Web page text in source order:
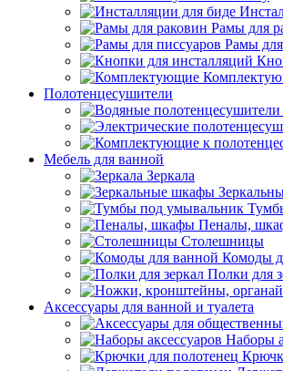
Рамы для
Рамы
Полотенцесушители
Мебель для ванной
Зеркала
Пеналы,
Столешницы
Комоды
Полки для
Аксессуары для ванной и туалета
Наборы